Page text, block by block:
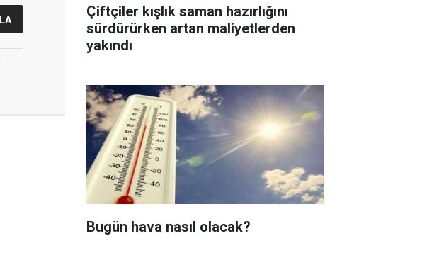
Çiftçiler kışlık saman hazırlığını
sürdürürken artan maliyetlerden
yakındı
Bugün hava nasıl olacak?